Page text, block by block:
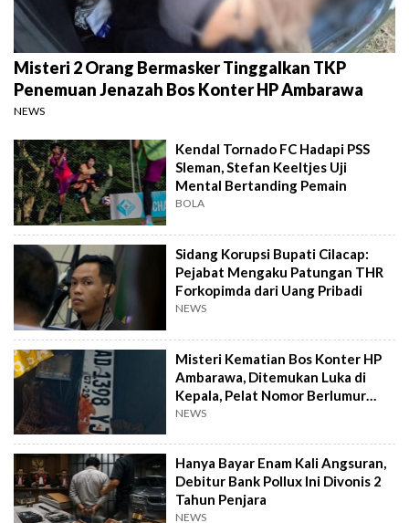
Misteri 2 Orang Bermasker Tinggalkan TKP
Penemuan Jenazah Bos Konter HP Ambarawa
NEWS
Kendal Tornado FC Hadapi PSS
Sleman, Stefan Keeltjes Uji
Mental Bertanding Pemain
BOLA
Sidang Korupsi Bupati Cilacap:
Pejabat Mengaku Patungan THR
Forkopimda dari Uang Pribadi
NEWS
Misteri Kematian Bos Konter HP
Ambarawa, Ditemukan Luka di
Kepala, Pelat Nomor Berlumur
Darah
NEWS
Hanya Bayar Enam Kali Angsuran,
Debitur Bank Pollux Ini Divonis 2
Tahun Penjara
NEWS